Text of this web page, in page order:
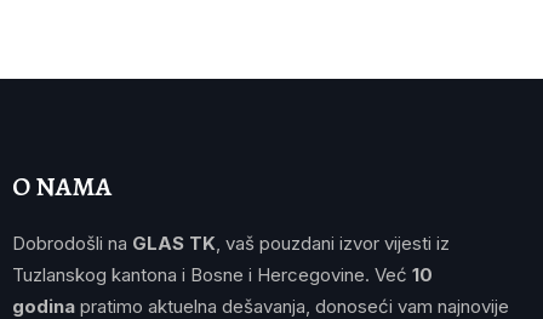
O NAMA
Dobrodošli na GLAS TK , vaš pouzdani izvor vijesti iz
Tuzlanskog kantona i Bosne i Hercegovine. Već 10
godina pratimo aktuelna dešavanja, donoseći vam najnovije